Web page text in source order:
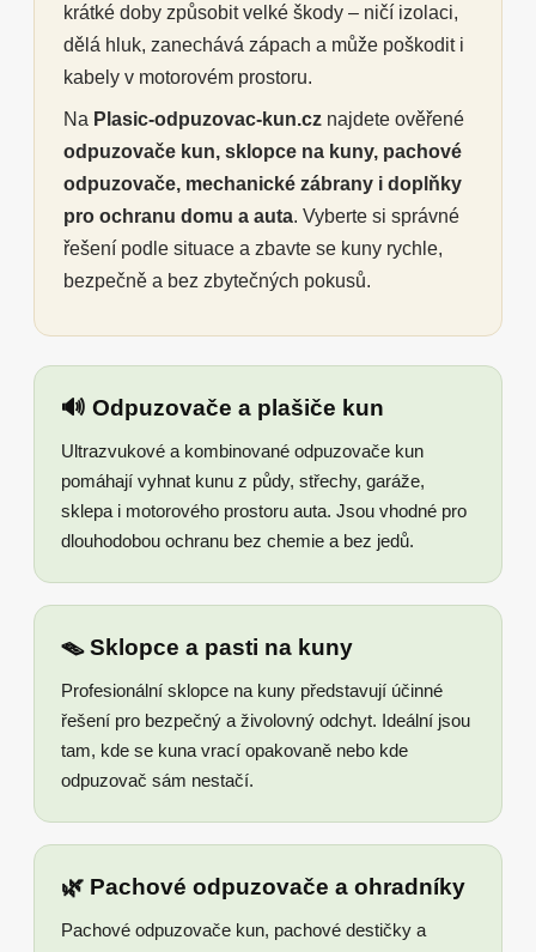
krátké doby způsobit velké škody – ničí izolaci,
dělá hluk, zanechává zápach a může poškodit i
kabely v motorovém prostoru.
Na Plasic-odpuzovac-kun.cz najdete ověřené
odpuzovače kun, sklopce na kuny, pachové
odpuzovače, mechanické zábrany i doplňky
pro ochranu domu a auta. Vyberte si správné
řešení podle situace a zbavte se kuny rychle,
bezpečně a bez zbytečných pokusů.
🔊 Odpuzovače a plašiče kun
Ultrazvukové a kombinované odpuzovače kun
pomáhají vyhnat kunu z půdy, střechy, garáže,
sklepa i motorového prostoru auta. Jsou vhodné pro
dlouhodobou ochranu bez chemie a bez jedů.
🪤 Sklopce a pasti na kuny
Profesionální sklopce na kuny představují účinné
řešení pro bezpečný a živolovný odchyt. Ideální jsou
tam, kde se kuna vrací opakovaně nebo kde
odpuzovač sám nestačí.
🌿 Pachové odpuzovače a ohradníky
Pachové odpuzovače kun, pachové destičky a